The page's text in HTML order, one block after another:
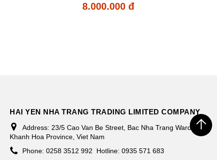
8.000.000 đ
HAI YEN NHA TRANG TRADING LIMITED COMPANY
Address: 23/5 Cao Van Be Street, Bac Nha Trang Ward,
Khanh Hoa Province, Viet Nam
Phone: 0258 3512 992
Hotline: 0935 571 683